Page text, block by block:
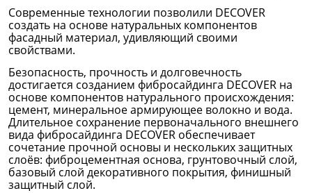
Современные технологии позволили DECOVER
создать на основе натуральных компонентов
фасадный материал, удивляющий своими
свойствами.
Безопасность, прочность и долговечность
достигается созданием фибросайдинга DECOVER на
основе компонентов натурального происхождения:
цемент, минеральное армирующее волокно и вода.
Длительное сохранение первоначального внешнего
вида фибросайдинга DECOVER обеспечивает
сочетание прочной основы и нескольких защитных
слоёв: фиброцементная основа, грунтовочный слой,
базовый слой декоративного покрытия, финишный
защитный слой.